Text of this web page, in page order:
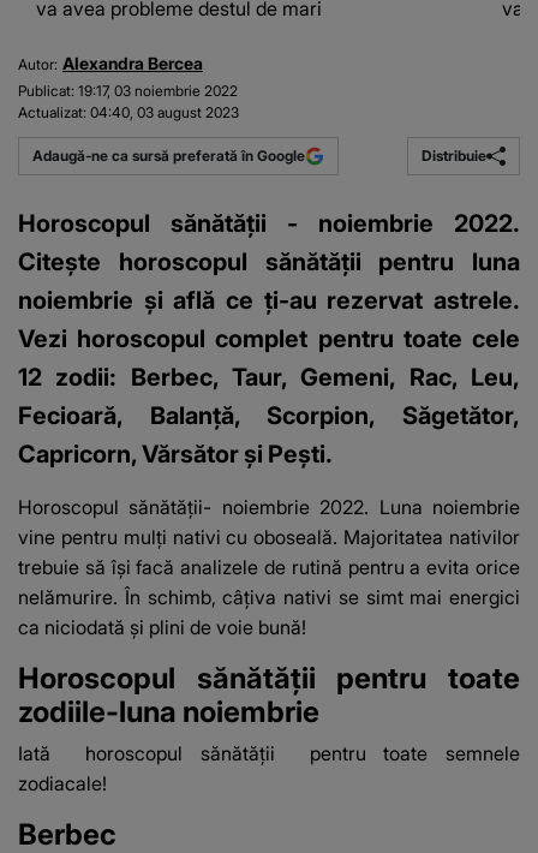
va avea probleme destul de mari
va
Autor: Alexandra Bercea
Publicat: 19:17, 03 noiembrie 2022
Actualizat: 04:40, 03 august 2023
Adaugă-ne ca sursă preferată în Google Distribuie
Horoscopul sănătății - noiembrie 2022.
Citește horoscopul sănătății pentru luna
noiembrie și află ce ţi-au rezervat astrele.
Vezi horoscopul complet pentru toate cele
12 zodii: Berbec, Taur, Gemeni, Rac, Leu,
Fecioară, Balanță, Scorpion, Săgetător,
Capricorn, Vărsător și Pești.
Horoscopul sănătății- noiembrie 2022. Luna noiembrie
vine pentru mulți nativi cu oboseală. Majoritatea nativilor
trebuie să își facă analizele de rutină pentru a evita orice
nelămurire. În schimb, câțiva nativi se simt mai energici
ca niciodată și plini de voie bună!
Horoscopul sănătății pentru toate
zodiile-luna noiembrie
Iată horoscopul sănătății pentru toate semnele
zodiacale!
Berbec